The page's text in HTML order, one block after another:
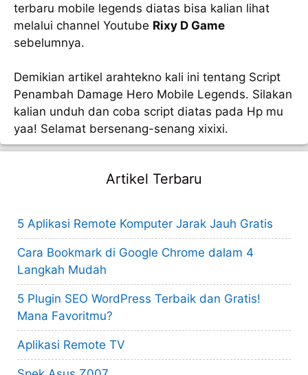
terbaru mobile legends diatas bisa kalian lihat
melalui channel Youtube Rixy D Game
sebelumnya.
Demikian artikel arahtekno kali ini tentang Script
Penambah Damage Hero Mobile Legends. Silakan
kalian unduh dan coba script diatas pada Hp mu
yaa! Selamat bersenang-senang xixixi.
Artikel Terbaru
5 Aplikasi Remote Komputer Jarak Jauh Gratis
Cara Bookmark di Google Chrome dalam 4
Langkah Mudah
5 Plugin SEO WordPress Terbaik dan Gratis!
Mana Favoritmu?
Aplikasi Remote TV